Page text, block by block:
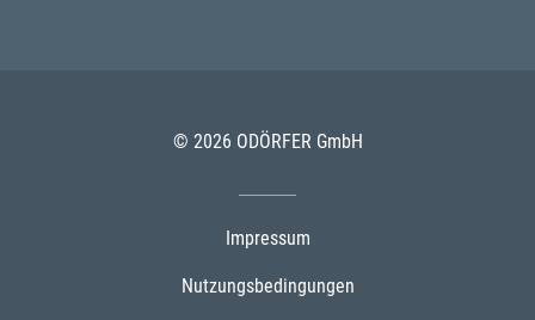
© 2026 ODÖRFER GmbH
Impressum
Nutzungsbedingungen